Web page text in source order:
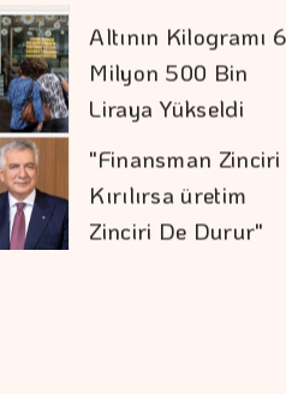
"Finansman Zinciri
Kırılırsa üretim
Zinciri De Durur"
Barışın Ekonomik
Getirisi Yüksek